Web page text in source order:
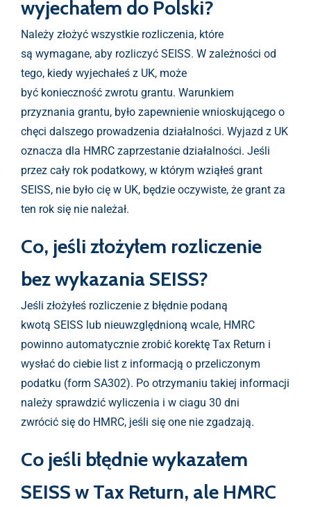
wyjechałem do Polski?
Należy złożyć wszystkie rozliczenia, które
są wymagane, aby rozliczyć SEISS. W zależności od
tego, kiedy wyjechałeś z UK, może
być konieczność zwrotu grantu. Warunkiem
przyznania grantu, było zapewnienie wnioskującego o
chęci dalszego prowadzenia działalności. Wyjazd z UK
oznacza dla HMRC zaprzestanie działalności. Jeśli
przez cały rok podatkowy, w którym wziąłeś grant
SEISS, nie było cię w UK, będzie oczywiste, że grant za
ten rok się nie należał.
Co, jeśli złożyłem rozliczenie
bez wykazania SEISS?
Jeśli złożyłeś rozliczenie z błędnie podaną
kwotą SEISS lub nieuwzględnioną wcale, HMRC
powinno automatycznie zrobić korektę Tax Return i
wysłać do ciebie list z informacją o przeliczonym
podatku (form SA302). Po otrzymaniu takiej informacji
należy sprawdzić wyliczenia i w ciagu 30 dni
zwrócić się do HMRC, jeśli się one nie zgadzają.
Co jeśli błędnie wykazałem
SEISS w Tax Return, ale HMRC